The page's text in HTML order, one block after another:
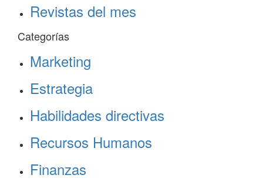
Revistas del mes
Categorías
Marketing
Estrategia
Habilidades directivas
Recursos Humanos
Finanzas